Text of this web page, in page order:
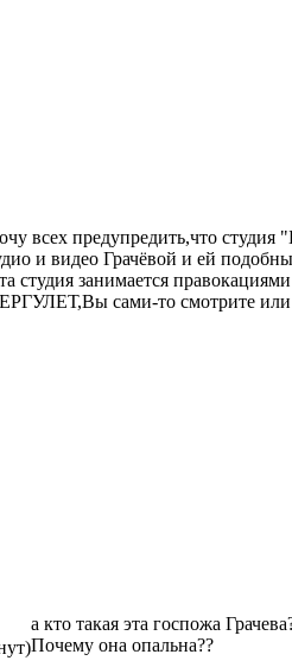
всех предупредить,что студия
и видео Грачёвой и ей
студия занимается
сами-то смотрите или
а кто такая эта госпожа
Почему она опальна??